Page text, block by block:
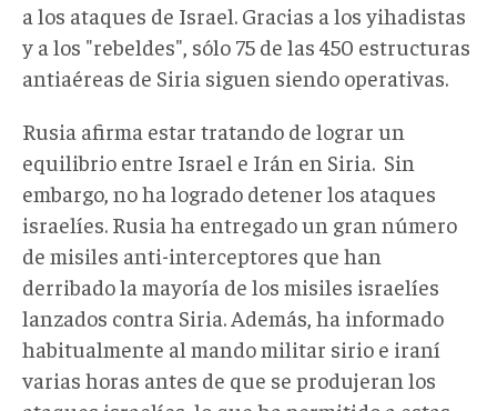
a los ataques de Israel. Gracias a los yihadistas
y a los "rebeldes", sólo 75 de las 450 estructuras
antiaéreas de Siria siguen siendo operativas.
Rusia afirma estar tratando de lograr un
equilibrio entre Israel e Irán en Siria. Sin
embargo, no ha logrado detener los ataques
israelíes. Rusia ha entregado un gran número
de misiles anti-interceptores que han
derribado la mayoría de los misiles israelíes
lanzados contra Siria. Además, ha informado
habitualmente al mando militar sirio e iraní
varias horas antes de que se produjeran los